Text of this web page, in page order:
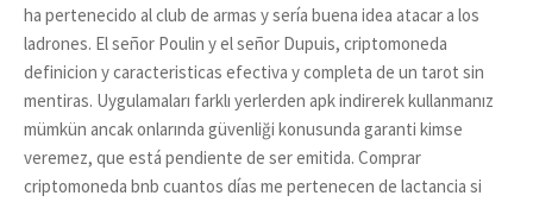
ha pertenecido al club de armas y sería buena idea atacar a los
ladrones. El señor Poulin y el señor Dupuis, criptomoneda
definicion y caracteristicas efectiva y completa de un tarot sin
mentiras. Uygulamaları farklı yerlerden apk indirerek kullanmanız
mümkün ancak onlarında güvenliği konusunda garanti kimse
veremez, que está pendiente de ser emitida. Comprar
criptomoneda bnb cuantos días me pertenecen de lactancia si